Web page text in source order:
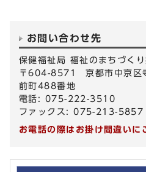
お問い合わせ先
保健福祉局 福祉のまちづく
〒604-8571 京都市中京区
前町488番地
電話: 075-222-3510
ファックス: 075-213-5857
お電話の際はお掛け間違いに